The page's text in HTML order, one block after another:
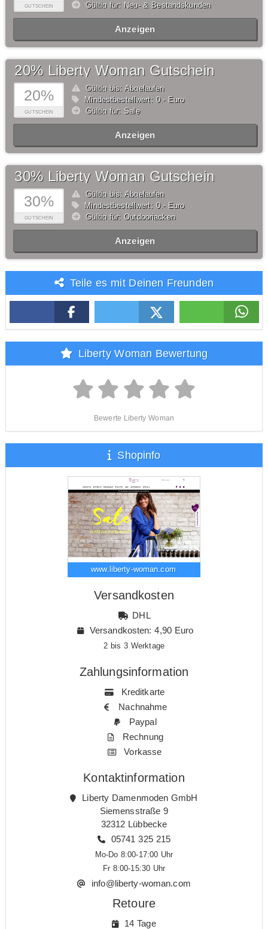
GUTSCHEIN Gültig für: Neu- & Bestandskunden
Anzeigen
20%
GUTSCHEIN
20% Liberty Woman Gutschein
Gültig bis: Abgelaufen
Mindestbestellwert: 0,- Euro
Gültig für: Sale
Anzeigen
30%
GUTSCHEIN
30% Liberty Woman Gutschein
Gültig bis: Abgelaufen
Mindestbestellwert: 0,- Euro
Gültig für: Outdoorjacken
Anzeigen
Teile es mit Deinen Freunden
Liberty Woman Bewertung
Bewerte Liberty Woman
Shopinfo
www.liberty-woman.com
Versandkosten
DHL
Versandkosten: 4,90 Euro
2 bis 3 Werktage
Zahlungsinformation
Kreditkarte
Nachnahme
Paypal
Rechnung
Vorkasse
Kontaktinformation
Liberty Damenmoden GmbH
Siemensstraße 9
32312 Lübbecke
05741 325 215
Mo-Do 8:00-17:00 Uhr
Fr 8:00-15:30 Uhr
info@liberty-woman.com
Retoure
14 Tage